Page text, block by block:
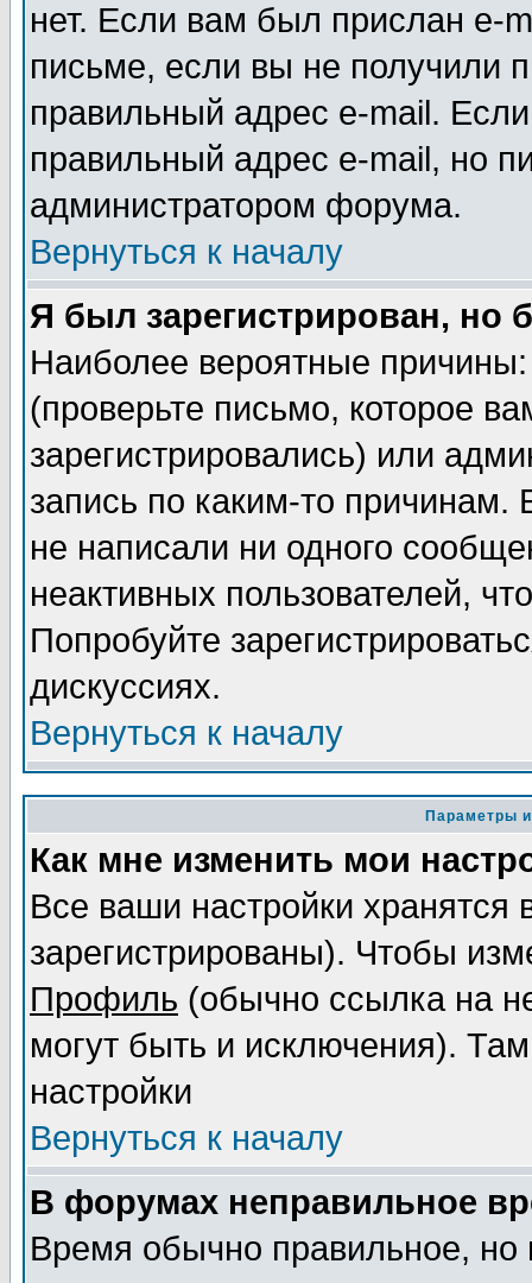
нет. Если вам был прислан e-
письме, если вы не получили
правильный адрес e-mail.
правильный адрес e-mail, но
администратором форума.
Вернуться к началу
Я был зарегистрирован, но
Наиболее вероятные
(проверьте письмо, которое
зарегистрировались) или
запись по каким-то
не написали ни одного
неактивных пользователей,
Попробуйте
дискуссиях.
Вернуться к началу
Параметры
Как мне изменить мои
Все ваши настройки
зарегистрированы). Чтобы
Профиль (обычно ссылка на
могут быть и исключения).
настройки
Вернуться к началу
В форумах неправильное
Время обычно правильное,